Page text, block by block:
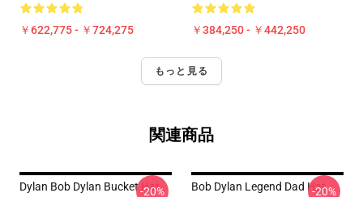
￥622,775 - ￥724,275 ￥384,250 - ￥442,250
もっと見る
関連商品
Dylan Bob Dylan Bucket Hat
-20% Bob Dylan Legend Dad Hat-20%